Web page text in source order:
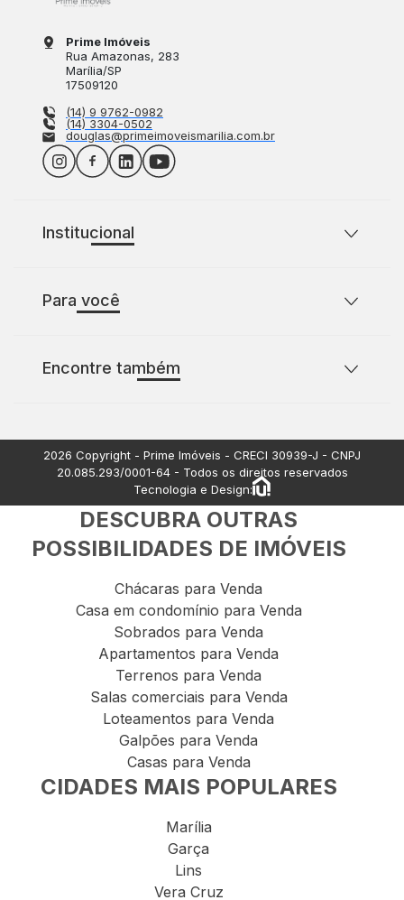
Prime Imóveis
Rua Amazonas, 283
Marília/SP
17509120
(14) 9 9762-0982
(14) 3304-0502
douglas@primeimoveismarilia.com.br
Institucional
Política de Privacidade
Para você
Casas para comprar com 3 quartos
Encontre também
Apartamentos à venda
2026 Copyright - Prime Imóveis - CRECI 30939-J - CNPJ
20.085.293/0001-64- Todos os direitos reservados
Tecnologia e Design:
DESCUBRA OUTRAS
POSSIBILIDADES DE IMÓVEIS
Chácaras para Venda
Casa em condomínio para Venda
Sobrados para Venda
Apartamentos para Venda
Terrenos para Venda
Salas comerciais para Venda
Loteamentos para Venda
Galpões para Venda
Casas para Venda
CIDADES MAIS POPULARES
Marília
Garça
Lins
Vera Cruz